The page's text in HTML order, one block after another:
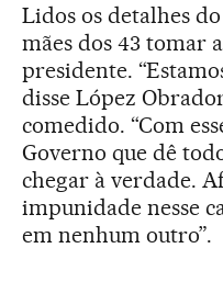
Lidos os detalhes
mães dos 43 tomar
presidente.
disse López
comedido. “Com
Governo que dê
chegar à verdade.
impunidade nesse
em nenhum outro”.